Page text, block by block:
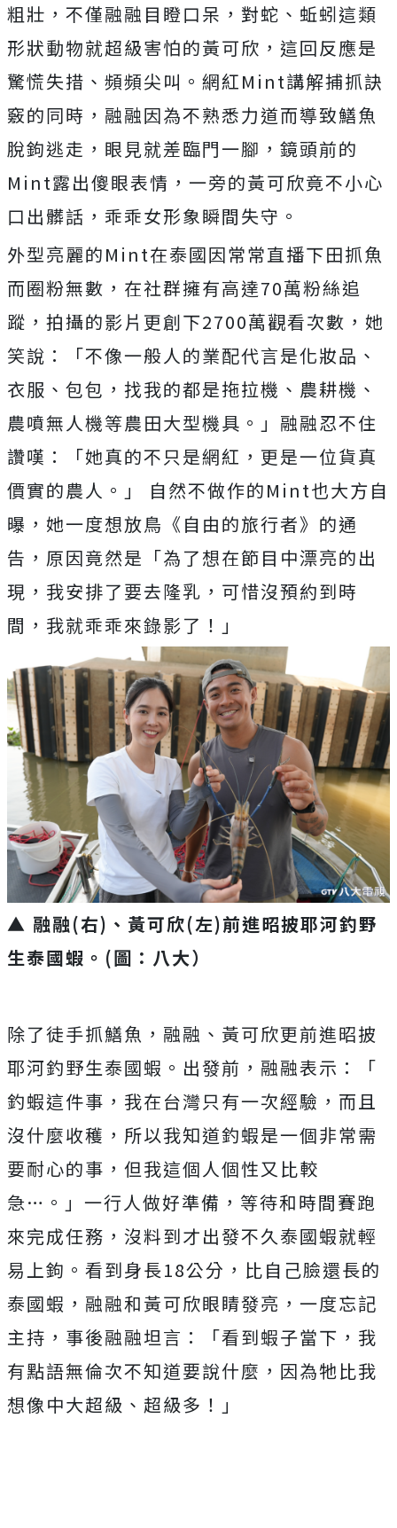
粗壯， 不僅融融目瞪口呆，對蛇、蚯蚓這類
形狀動物就超級害怕的黃可欣， 這回反應是
驚慌失措、頻頻尖叫。網紅Mint講解捕抓訣
竅的同時 ，融融因為不熟悉力道而導致鱔魚
脫鉤逃走，眼見就差臨門一腳， 鏡頭前的
Mint露出傻眼表情，一旁的黃可欣竟不小心
口出髒話， 乖乖女形象瞬間失守。
外型亮麗的Mint在泰國因常常直播下田抓魚
而圈粉無數， 在社群擁有高達70萬粉絲追
蹤，拍攝的影片更創下2700萬觀看次數，她
笑說：「不像一般人的業配代言是化妝品、
衣服、包包， 找我的都是拖拉機、農耕機、
農噴無人機等農田大型機具。」 融融忍不住
讚嘆：「她真的不只是網紅，更是一位貨真
價實的農人。 」 自然不做作的Mint也大方自
曝，她一度想放鳥《自由的旅行者》 的通
告，原因竟然是「為了想在節目中漂亮的出
現， 我安排了要去隆乳，可惜沒預約到時
間，我就乖乖來錄影了！」
▲ 融融(右)、黃可欣(左)前進昭披耶河釣野
生泰國蝦。(圖：八大）
除了徒手抓鱔魚，融融、 黃可欣更前進昭披
耶河釣野生泰國蝦。出發前，融融表示：「
釣蝦這件事，我在台灣只有一次經驗，而且
沒什麼收穫， 所以我知道釣蝦是一個非常需
要耐心的事， 但我這個人個性又比較
急…。」一行人做好準備， 等待和時間賽跑
來完成任務，沒料到才出發不久泰國蝦就輕
易上鉤。 看到身長18公分，比自己臉還長的
泰國蝦， 融融和黃可欣眼睛發亮，一度忘記
主持，事後融融坦言：「看到蝦子當下，我
有點語無倫次不知道要說什麼， 因為牠比我
想像中大超級、超級多！」